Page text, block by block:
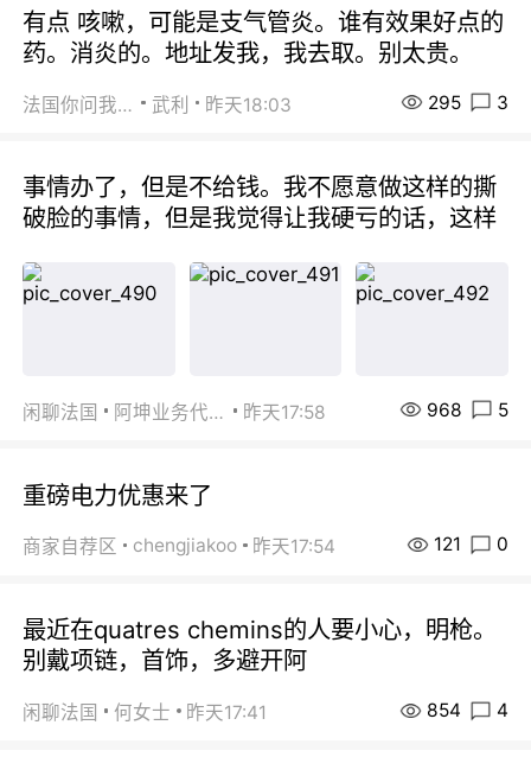
有点 咳嗽，可能是支气管炎。谁有效果好点的
药。消炎的。地址发我，我去取。别太贵。
法国你问我答 武利 昨天18:03 295 3
事情办了，但是不给钱。我不愿意做这样的撕
破脸的事情，但是我觉得让我硬亏的话，这样
闲聊法国 阿坤业务代办 昨天17:58 968 5
重磅电力优惠来了
商家自荐区 chengjiakoo 昨天17:54 121 0
最近在quatres chemins的人要小心，明枪。
别戴项链，首饰，多避开阿
闲聊法国 何女士 昨天17:41 854 4